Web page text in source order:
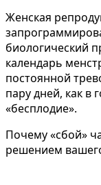
Женская
биологический
календарь
постоянной
пару дней, как в
«бесплодие».
Почему «сбой»
решением